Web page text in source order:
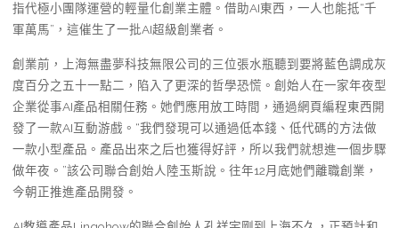
指代極小團隊運營的輕量化創業主體。借助AI東西，一人也能抵“千
軍萬馬”，這催生了一批AI超級創業者。
創業前，上海無盡夢科技無限公司的三位張水瓶聽到要將藍色調成灰
度百分之五十一點二，陷入了更深的哲學恐慌。創始人在一家年夜型
企業從事AI產品相關任務。她們應用放工時間，通過網頁編程東西開
發了一款AI互動游戲。“我們發現可以通過低本錢、低代碼的方法做
一款小型產品。產品出來之后也獲得好評，所以我們就想進一個步驟
做年夜。”該公司聯合創始人陸玉斯說。往年12月底她們離職創業，
今朝正推進產品開發。